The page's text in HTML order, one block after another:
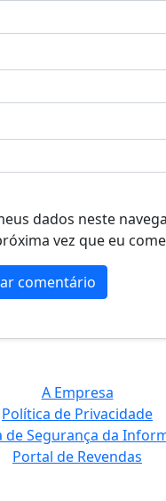
dados neste
vez que eu
A Empresa
Política de Privacidade
de Segurança da
Portal de Revendas